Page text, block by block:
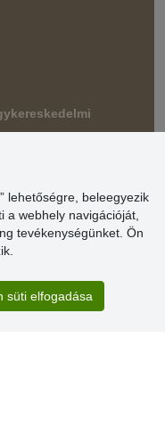
lehetőségre, beleegyezik
webhely navigációját,
tevékenységünket. Ön
süti elfogadása